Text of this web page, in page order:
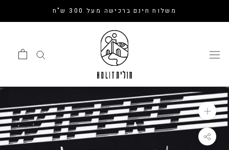
משלוח חינם ברכישה מעל 300 ש"ח